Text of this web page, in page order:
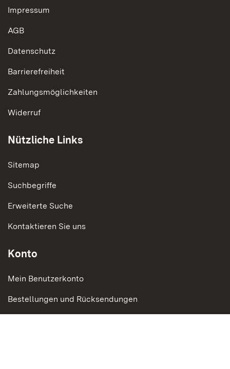
Impressum
AGB
Datenschutz
Barrierefreiheit
Zahlungsmöglichkeiten
Widerruf
Nützliche Links
Sitemap
Suchbegriffe
Erweiterte Suche
Kontaktieren Sie uns
Konto
Mein Benutzerkonto
Bestellungen und Rücksendungen